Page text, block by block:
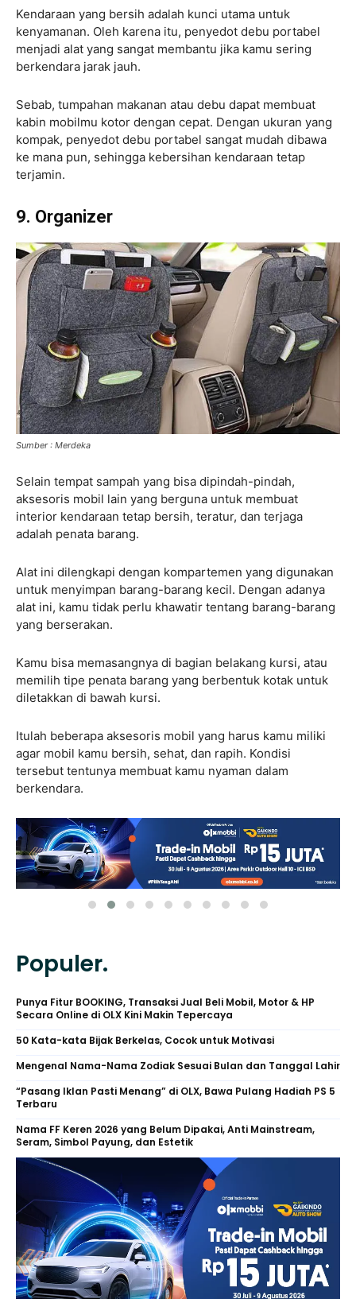
Kendaraan yang bersih adalah kunci utama untuk
kenyamanan. Oleh karena itu, penyedot debu portabel
menjadi alat yang sangat membantu jika kamu sering
berkendara jarak jauh.
Sebab, tumpahan makanan atau debu dapat membuat
kabin mobilmu kotor dengan cepat. Dengan ukuran yang
kompak, penyedot debu portabel sangat mudah dibawa
ke mana pun, sehingga kebersihan kendaraan tetap
terjamin.
9. Organizer
Sumber : Merdeka
Selain tempat sampah yang bisa dipindah-pindah,
aksesoris mobil lain yang berguna untuk membuat
interior kendaraan tetap bersih, teratur, dan terjaga
adalah penata barang.
Alat ini dilengkapi dengan kompartemen yang digunakan
untuk menyimpan barang-barang kecil. Dengan adanya
alat ini, kamu tidak perlu khawatir tentang barang-barang
yang berserakan.
Kamu bisa memasangnya di bagian belakang kursi, atau
memilih tipe penata barang yang berbentuk kotak untuk
diletakkan di bawah kursi.
Itulah beberapa aksesoris mobil yang harus kamu miliki
agar mobil kamu bersih, sehat, dan rapih. Kondisi
tersebut tentunya membuat kamu nyaman dalam
berkendara.
Populer.
Punya Fitur BOOKING, Transaksi Jual Beli Mobil, Motor & HP
Secara Online di OLX Kini Makin Tepercaya
50 Kata-kata Bijak Berkelas, Cocok untuk Motivasi
Mengenal Nama-Nama Zodiak Sesuai Bulan dan Tanggal Lahir
“Pasang Iklan Pasti Menang” di OLX, Bawa Pulang Hadiah PS 5
Terbaru
Nama FF Keren 2026 yang Belum Dipakai, Anti Mainstream,
Seram, Simbol Payung, dan Estetik